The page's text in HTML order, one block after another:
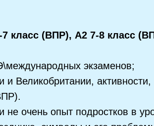
класс (ВПР), А2 7-8 класс
экзаменов;
Великобритании,
очень опыт подростков в